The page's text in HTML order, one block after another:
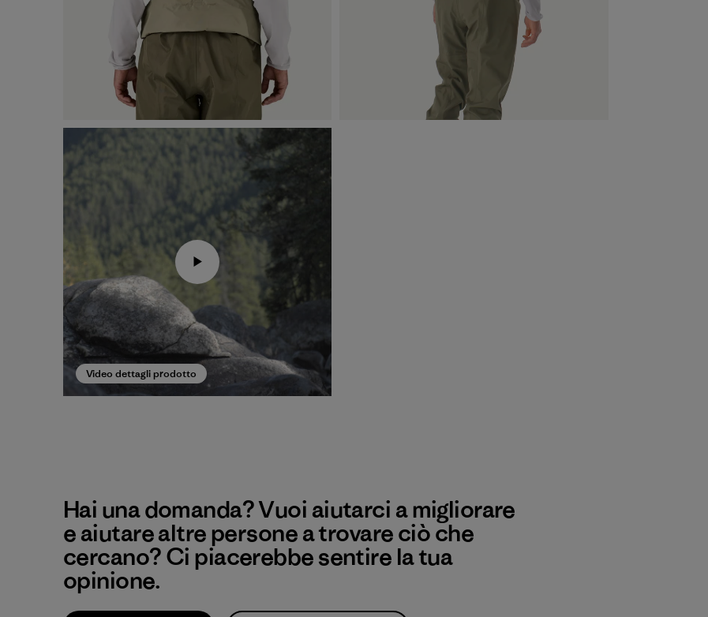
Video dettagli prodotto
Hai una domanda? Vuoi aiutarci a migliorare
e aiutare altre persone a trovare ciò che
cercano? Ci piacerebbe sentire la tua
opinione.